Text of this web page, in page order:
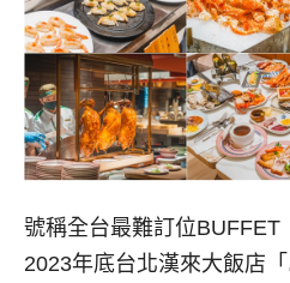
號稱全台最難訂位BUFFET
2023年底台北漢來大飯店